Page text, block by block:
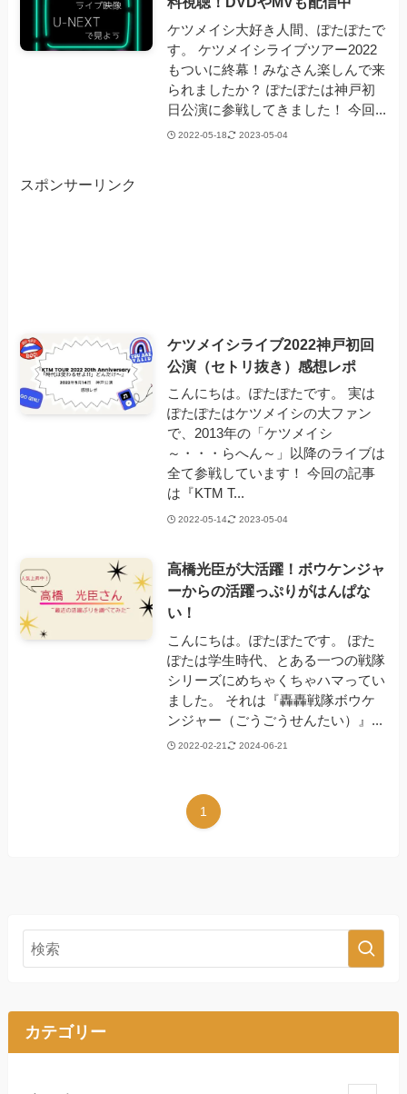
ケツメイシ大好き人間、ぽたぽたで
す。 ケツメイシライブツアー2022
もついに終幕！みなさん楽しんで来
られましたか？ ぽたぽたは神戸初
日公演に参戦してきました！ 今回...
2022-05-18 2023-05-04
スポンサーリンク
ケツメイシライブ2022神戸初回
公演（セトリ抜き）感想レポ
こんにちは。ぽたぽたです。 実は
ぽたぽたはケツメイシの大ファン
で、2013年の「ケツメイシ
～・・・らへん～」以降のライブは
全て参戦しています！ 今回の記事
は『KTM T...
2022-05-14 2023-05-04
高橋光臣が大活躍！ボウケンジャ
ーからの活躍っぷりがはんぱな
い！
こんにちは。ぽたぽたです。 ぽた
ぽたは学生時代、とある一つの戦隊
シリーズにめちゃくちゃハマってい
ました。 それは『轟轟戦隊ボウケ
ンジャー（ごうごうせんたい）』...
2022-02-21 2024-06-21
1
カテゴリー